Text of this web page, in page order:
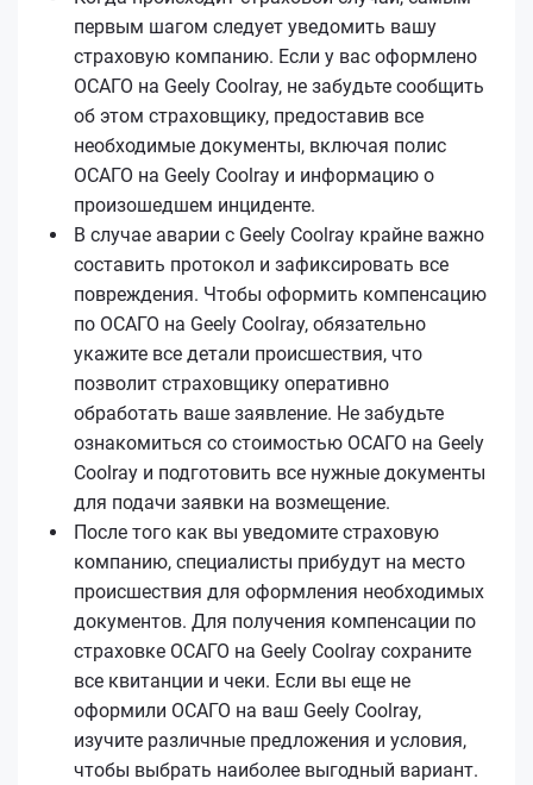
первым шагом следует уведомить вашу
страховую компанию. Если у вас оформлено
ОСАГО на Geely Coolray, не забудьте сообщить
об этом страховщику, предоставив все
необходимые документы, включая полис
ОСАГО на Geely Coolray и информацию о
произошедшем инциденте.
В случае аварии с Geely Coolray крайне важно
составить протокол и зафиксировать все
повреждения. Чтобы оформить компенсацию
по ОСАГО на Geely Coolray, обязательно
укажите все детали происшествия, что
позволит страховщику оперативно
обработать ваше заявление. Не забудьте
ознакомиться со стоимостью ОСАГО на Geely
Coolray и подготовить все нужные документы
для подачи заявки на возмещение.
После того как вы уведомите страховую
компанию, специалисты прибудут на место
происшествия для оформления необходимых
документов. Для получения компенсации по
страховке ОСАГО на Geely Coolray сохраните
все квитанции и чеки. Если вы еще не
оформили ОСАГО на ваш Geely Coolray,
изучите различные предложения и условия,
чтобы выбрать наиболее выгодный вариант.